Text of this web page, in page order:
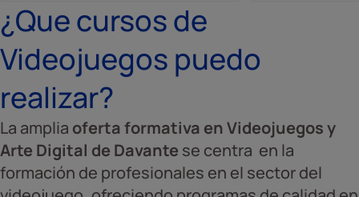
¿Que cursos de
Videojuegos puedo
realizar?
La amplia oferta formativa en Videojuegos y
Arte Digital de Davante se centra en la
formación de profesionales en el sector del